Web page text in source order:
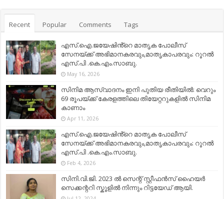
Recent Popular Comments Tags
എസ്.ഐ.ജയേഷിൻ്റെ മാതൃക പോലീസ്
സേനയ്ക്ക് അഭിമാനകരവും,മാതൃകാപരവും: റൂറൽ
എസ്.പി .കെ.എം.സാബു.
May 16, 2026
സിനിമ ആസ്വാദനം ഇനി പുതിയ രീതിയിൽ: വെറും
69 രൂപയ്ക്ക് കേരളത്തിലെ തിയേറ്ററുകളിൽ സിനിമ
കാണാം
Apr 11, 2026
എസ്.ഐ.ജയേഷിൻ്റെ മാതൃക പോലീസ്
സേനയ്ക്ക് അഭിമാനകരവും,മാതൃകാപരവും: റൂറൽ
എസ്.പി .കെ.എം.സാബു.
Feb 4, 2026
സിനി.വി.ജി. 2023 ൽ സെന്റ് സ്റ്റീഫൻസ് ഹൈയർ
സെക്കന്ററി സ്കൂളിൽ നിന്നും റിട്ടയേഡ് ആയി.